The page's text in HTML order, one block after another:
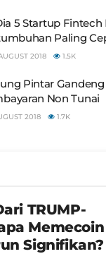
5 Startup Fintech
Paling
2018 1.5K
Pintar
Non Tunai
2018 1.7K
TRUMP-
Memecoin
Signifikan?